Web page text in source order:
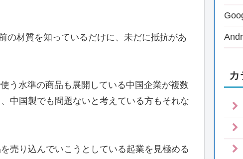
の材質を知っているだけに、未だに抵抗があ
う水準の商品も展開している中国企業が複数
中国製でも問題ないと考えている方もそれな
売り込んでいこうとしている起業を見極める
カ